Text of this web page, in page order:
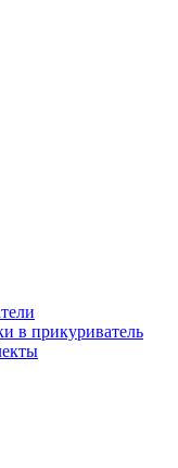
в прикуриватель